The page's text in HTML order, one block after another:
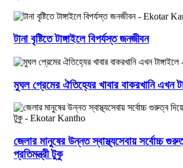
টানা বৃষ্টিতে টাঙ্গাইলে বিপর্যস্ত জনজীবন
মুঘল প্রেমের ঐতিহ্যের খাবার বাকরখানি এখন
জেলার মানুষের উন্নত স্বাস্থ্যসেবায় সর্বোচ্চ
প্রতিমন্ত্রী টুকু